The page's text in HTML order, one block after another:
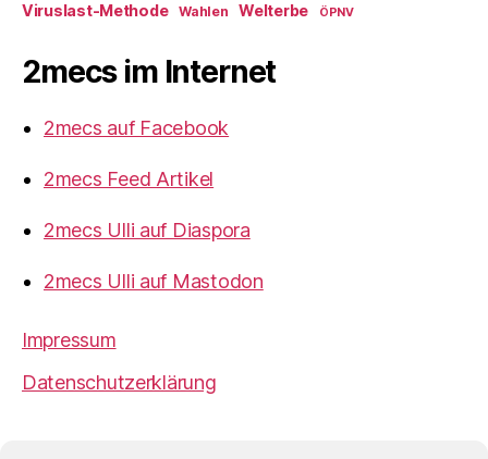
Viruslast-Methode Wahlen Welterbe ÖPNV
2mecs im Internet
2mecs auf Facebook
2mecs Feed Artikel
2mecs Ulli auf Diaspora
2mecs Ulli auf Mastodon
Impressum
Datenschutzerklärung